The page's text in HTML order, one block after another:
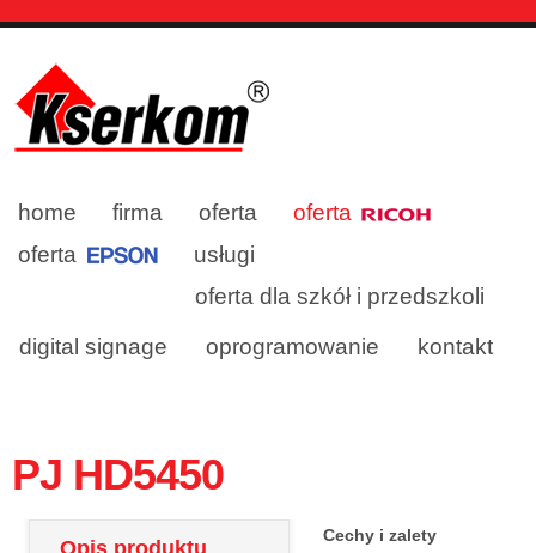
home firma oferta
oferta
oferta
usługi
oferta dla szkół i przedszkoli
digital signage
oprogramowanie kontakt
PJ HD5450
Opis produktu
Cechy i zalety